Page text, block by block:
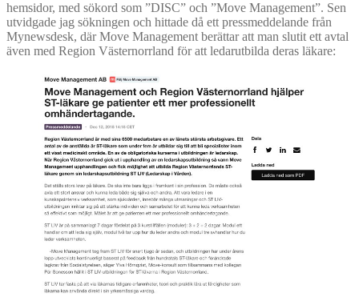
hemsidor, med sökord som ”DISC” och ”Move Management”. Sen
utvidgade jag sökningen och hittade då ett pressmeddelande från
Mynewsdesk, där Move Management berättar att man slutit ett avtal
även med Region Västernorrland för att ledarutbilda deras läkare: